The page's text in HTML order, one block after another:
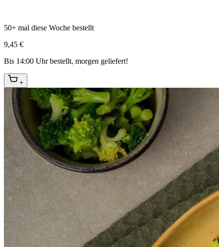
50+ mal diese Woche bestellt
9,45 €
Bis 14:00 Uhr bestellt, morgen geliefert!
+